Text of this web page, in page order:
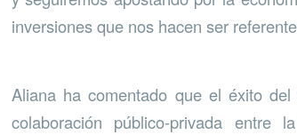
inversiones que nos hacen ser
Aliana ha comentado que el éxito
colaboración público-privada entre